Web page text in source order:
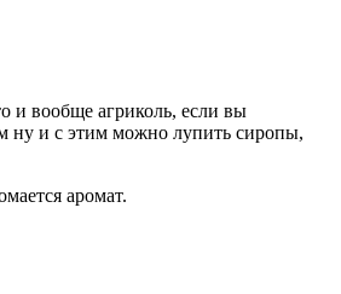
и вообще агриколь, если вы
ну и с этим можно лупить сиропы,
аромат.